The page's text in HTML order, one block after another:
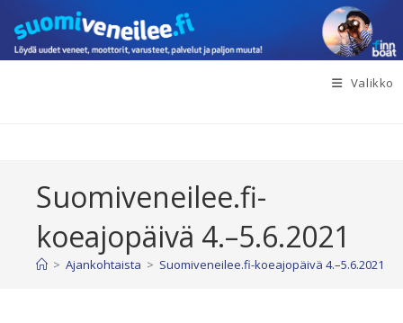
suoraan
sisältöön
Valikko
Suomiveneilee.fi-
koeajopäivä 4.–5.6.2021
> Ajankohtaista > Suomiveneilee.fi-koeajopäivä 4.–5.6.2021